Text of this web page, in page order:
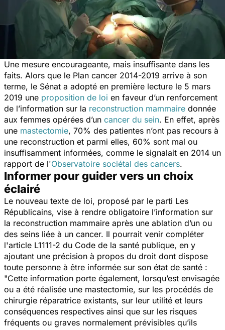
Une mesure encourageante, mais insuffisante dans les
faits. Alors que le Plan cancer 2014-2019 arrive à son
terme, le Sénat a adopté en première lecture le 5 mars
2019 une proposition de loi en faveur d’un renforcement
de l’information sur la reconstruction mammaire donnée
aux femmes opérées d’un cancer du sein. En effet, après
une mastectomie, 70% des patientes n’ont pas recours à
une reconstruction et parmi elles, 60% sont mal ou
insuffisamment informées, comme le signalait en 2014 un
rapport de l'Observatoire sociétal des cancers.
Informer pour guider vers un choix
éclairé
Le nouveau texte de loi, proposé par le parti Les
Républicains, vise à rendre obligatoire l’information sur
la reconstruction mammaire après une ablation d’un ou
des seins liée à un cancer. Il pourrait venir compléter
l'article L1111-2 du Code de la santé publique, en y
ajoutant une précision à propos du droit dont dispose
toute personne à être informée sur son état de santé :
"Cette information porte également, lorsqu’est envisagée
ou a été réalisée une mastectomie, sur les procédés de
chirurgie réparatrice existants, sur leur utilité et leurs
conséquences respectives ainsi que sur les risques
fréquents ou graves normalement prévisibles qu’ils